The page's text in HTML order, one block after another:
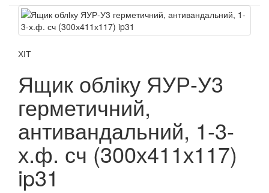
ХІТ
Ящик облiку ЯУР-У3
герметичний,
антивандальний, 1-3-
х.ф. сч (300х411х117)
ip31